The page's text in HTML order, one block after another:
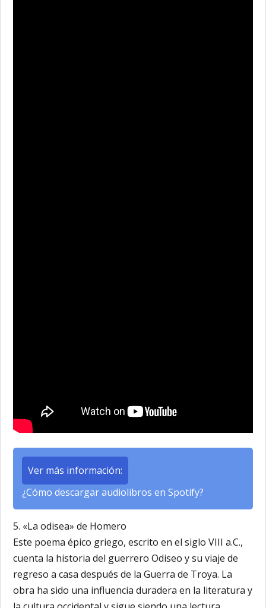
Ver más información:
¿Cómo descargar audiolibros en Spotify?
5. «La odisea» de Homero
Este poema épico griego, escrito en el siglo VIII a.C.,
cuenta la historia del guerrero Odiseo y su viaje de
regreso a casa después de la Guerra de Troya. La
obra ha sido una influencia duradera en la literatura y